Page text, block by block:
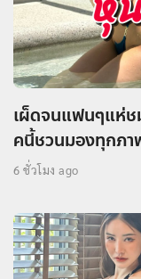
เผ็ดจนแฟนๆแห่ช
คนี้ชวนมองทุกภา
6 ชั่วโมง ago